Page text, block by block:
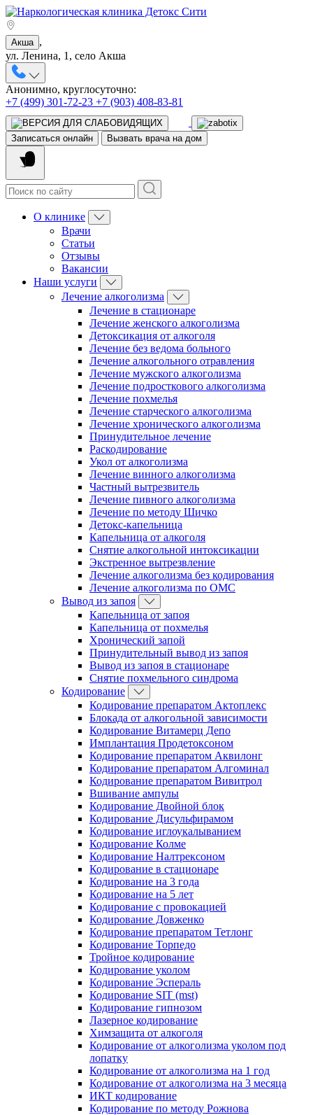
Акша ,
ул. Ленина, 1, село Акша
Анонимно, круглосуточно:
+7 (499) 301-72-23 +7 (903) 408-83-81
Записаться онлайн Вызвать врача на дом
О клинике
Врачи
Статьи
Отзывы
Вакансии
Наши услуги
Лечение алкоголизма
Лечение в стационаре
Лечение женского алкоголизма
Детоксикация от алкоголя
Лечение без ведома больного
Лечение алкогольного отравления
Лечение мужского алкоголизма
Лечение подросткового алкоголизма
Лечение похмелья
Лечение старческого алкоголизма
Лечение хронического алкоголизма
Принудительное лечение
Раскодирование
Укол от алкоголизма
Лечение винного алкоголизма
Частный вытрезвитель
Лечение пивного алкоголизма
Лечение по методу Шичко
Детокс-капельница
Капельница от алкоголя
Снятие алкогольной интоксикации
Экстренное вытрезвление
Лечение алкоголизма без кодирования
Лечение алкоголизма по ОМС
Вывод из запоя
Капельница от запоя
Капельница от похмелья
Хронический запой
Принудительный вывод из запоя
Вывод из запоя в стационаре
Снятие похмельного синдрома
Кодирование
Кодирование препаратом Актоплекс
Блокада от алкогольной зависимости
Кодирование Витамерц Депо
Имплантация Продетоксоном
Кодирование препаратом Аквилонг
Кодирование препаратом Алгоминал
Кодирование препаратом Вивитрол
Вшивание ампулы
Кодирование Двойной блок
Кодирование Дисульфирамом
Кодирование иглоукалыванием
Кодирование Колме
Кодирование Налтрексоном
Кодирование в стационаре
Кодирование на 3 года
Кодирование на 5 лет
Кодирование с провокацией
Кодирование Довженко
Кодирование препаратом Тетлонг
Кодирование Торпедо
Тройное кодирование
Кодирование уколом
Кодирование Эспераль
Кодирование SIT (mst)
Кодирование гипнозом
Лазерное кодирование
Химзащита от алкоголя
Кодирование от алкоголизма уколом под
лопатку
Кодирование от алкоголизма на 1 год
Кодирование от алкоголизма на 3 месяца
ИКТ кодирование
Кодирование по методу Рожнова